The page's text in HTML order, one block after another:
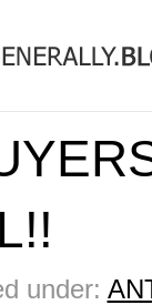
under: